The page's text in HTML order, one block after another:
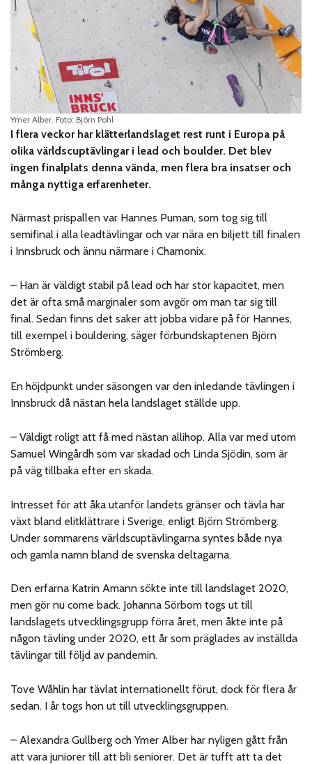
Ymer Alber. Foto: Björn Pohl
I flera veckor har klätterlandslaget rest runt i Europa på
olika världscuptävlingar i lead och boulder. Det blev
ingen finalplats denna vända, men flera bra insatser och
många nyttiga erfarenheter.
Närmast prispallen var Hannes Puman, som tog sig till
semifinal i alla leadtävlingar och var nära en biljett till finalen
i Innsbruck och ännu närmare i Chamonix.
– Han är väldigt stabil på lead och har stor kapacitet, men
det är ofta små marginaler som avgör om man tar sig till
final. Sedan finns det saker att jobba vidare på för Hannes,
till exempel i bouldering, säger förbundskaptenen Björn
Strömberg.
En höjdpunkt under säsongen var den inledande tävlingen i
Innsbruck då nästan hela landslaget ställde upp.
– Väldigt roligt att få med nästan allihop. Alla var med utom
Samuel Wingårdh som var skadad och Linda Sjödin, som är
på väg tillbaka efter en skada.
Intresset för att åka utanför landets gränser och tävla har
växt bland elitklättrare i Sverige, enligt Björn Strömberg.
Under sommarens världscuptävlingarna syntes både nya
och gamla namn bland de svenska deltagarna.
Den erfarna Katrin Amann sökte inte till landslaget 2020,
men gör nu come back. Johanna Sörbom togs ut till
landslagets utvecklingsgrupp förra året, men åkte inte på
någon tävling under 2020, ett år som präglades av inställda
tävlingar till följd av pandemin.
Tove Wåhlin har tävlat internationellt förut, dock för flera år
sedan. I år togs hon ut till utvecklingsgruppen.
– Alexandra Gullberg och Ymer Alber har nyligen gått från
att vara juniorer till att bli seniorer. Det är tufft att ta det